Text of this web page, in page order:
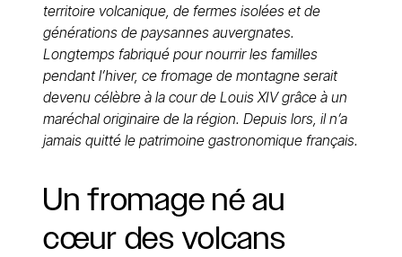
territoire volcanique, de fermes isolées et de
générations de paysannes auvergnates.
Longtemps fabriqué pour nourrir les familles
pendant l’hiver, ce fromage de montagne serait
devenu célèbre à la cour de Louis XIV grâce à un
maréchal originaire de la région. Depuis lors, il n’a
jamais quitté le patrimoine gastronomique français.
Un fromage néau
cœur des volcans